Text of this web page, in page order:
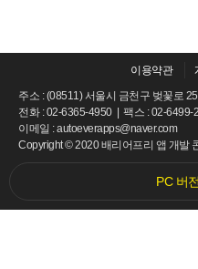
이용약관
주소 : (08511) 서울시 금천구 벚꽃로
전화 : 02-6365-4950 | 팩스 : 02-6499-
이메일 : autoeverapps@naver.com
Copyright © 2020 배리어프리 앱 개발
PC 버